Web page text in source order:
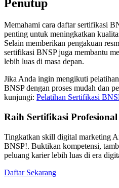
Penutup
Memahami cara daftar sertifikasi
penting untuk meningkatkan
Selain memberikan pengakuan
sertifikasi BNSP juga membantu
lebih luas di masa depan.
Jika Anda ingin mengikuti
BNSP dengan proses mudah dan
kunjungi: Pelatihan Sertifikasi
Raih Sertifikasi
Tingkatkan skill digital marketing
BNSP!. Buktikan kompetensi,
peluang karier lebih luas di era
Daftar Sekarang